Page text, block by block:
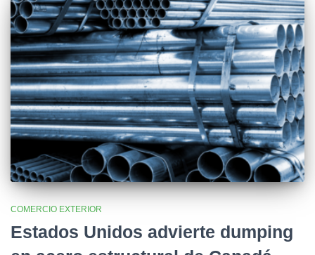
COMERCIO EXTERIOR
Estados Unidos advierte dumping